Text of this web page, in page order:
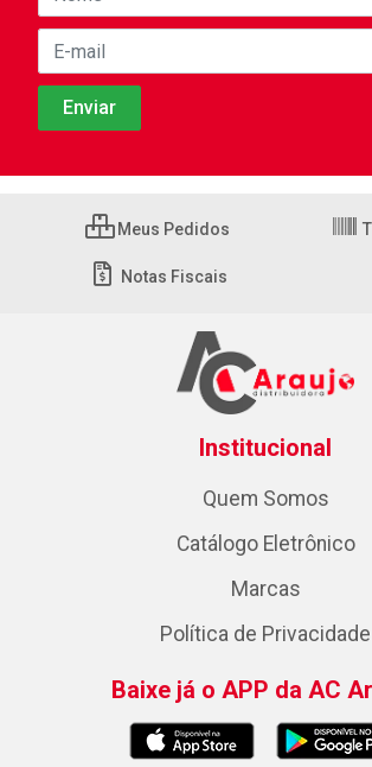
Meus Pedidos
Notas Fiscais
Institucional
Quem Somos
Catálogo Eletrônico
Marcas
Política de Privacidade
Baixe já o APP da AC